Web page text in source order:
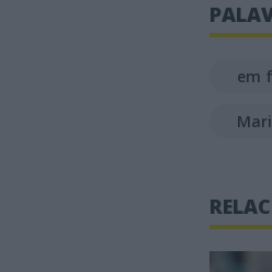
em